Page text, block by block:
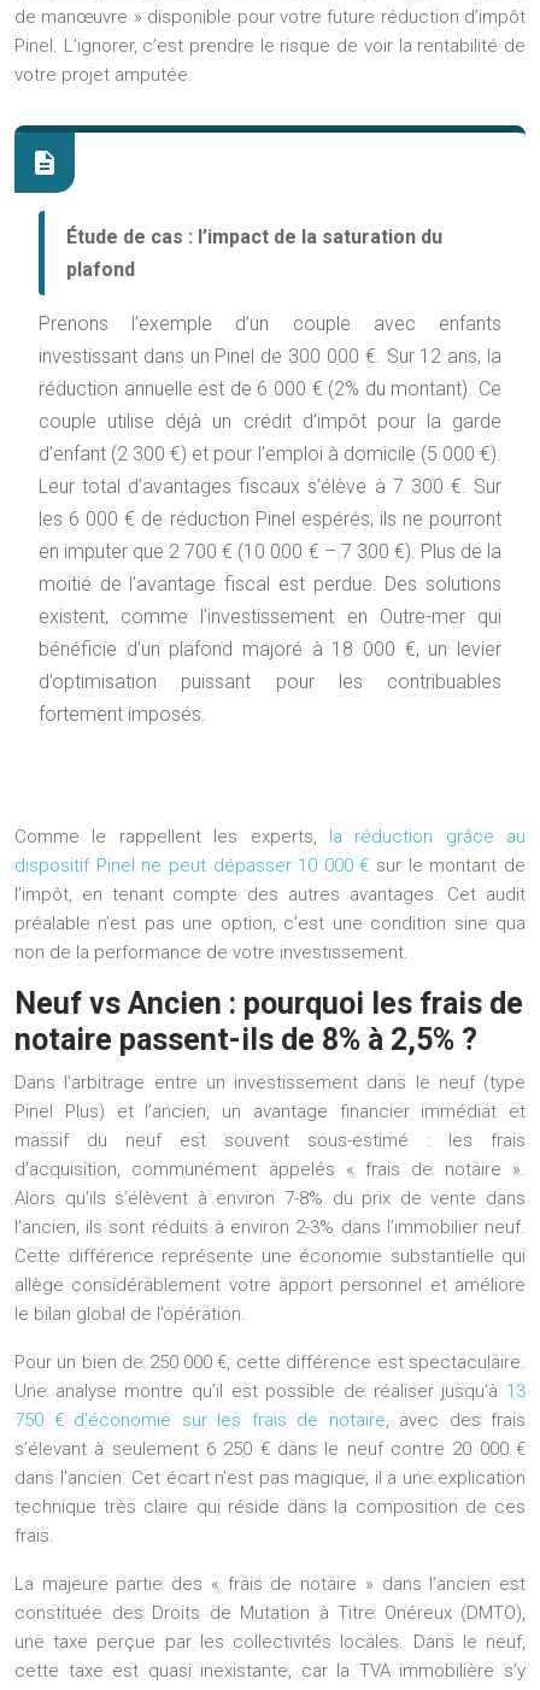
de manœuvre » disponible pour votre future réduction d’impôt
Pinel. L’ignorer, c’est prendre le risque de voir la rentabilité de
votre projet amputée.
Étude de cas : l’impact de la saturation du
plafond
Prenons l’exemple d’un couple avec enfants
investissant dans un Pinel de 300 000 €. Sur 12 ans, la
réduction annuelle est de 6 000 € (2% du montant). Ce
couple utilise déjà un crédit d’impôt pour la garde
d’enfant (2 300 €) et pour l’emploi à domicile (5 000 €).
Leur total d’avantages fiscaux s’élève à 7 300 €. Sur
les 6 000 € de réduction Pinel espérés, ils ne pourront
en imputer que 2 700 € (10 000 € – 7 300 €). Plus de la
moitié de l’avantage fiscal est perdue. Des solutions
existent, comme l’investissement en Outre-mer qui
bénéficie d’un plafond majoré à 18 000 €, un levier
d’optimisation puissant pour les contribuables
fortement imposés.
Comme le rappellent les experts, la réduction grâce au
dispositif Pinel ne peut dépasser 10 000 € sur le montant de
l’impôt, en tenant compte des autres avantages. Cet audit
préalable n’est pas une option, c’est une condition sine qua
non de la performance de votre investissement.
Neuf vs Ancien : pourquoi les frais de
notaire passent-ils de 8% à 2,5% ?
Dans l’arbitrage entre un investissement dans le neuf (type
Pinel Plus) et l’ancien, un avantage financier immédiat et
massif du neuf est souvent sous-estimé : les frais
d’acquisition, communément appelés « frais de notaire ».
Alors qu’ils s’élèvent à environ 7-8% du prix de vente dans
l’ancien, ils sont réduits à environ 2-3% dans l’immobilier neuf.
Cette différence représente une économie substantielle qui
allège considérablement votre apport personnel et améliore
le bilan global de l’opération.
Pour un bien de 250 000 €, cette différence est spectaculaire.
Une analyse montre qu’il est possible de réaliser jusqu’à 13
750 € d’économie sur les frais de notaire, avec des frais
s’élevant à seulement 6 250 € dans le neuf contre 20 000 €
dans l’ancien. Cet écart n’est pas magique, il a une explication
technique très claire qui réside dans la composition de ces
frais.
La majeure partie des « frais de notaire » dans l’ancien est
constituée des Droits de Mutation à Titre Onéreux (DMTO),
une taxe perçue par les collectivités locales. Dans le neuf,
cette taxe est quasi inexistante, car la TVA immobilière s’y